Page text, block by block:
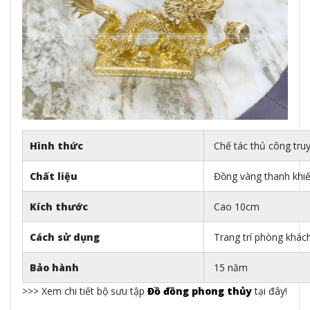
Hình thức Chế tác thủ công
Chất liệu Đồng vàng thanh
Kích thước Cao 10cm
Cách sử dụng Trang trí phòng
Bảo hành
15 năm
>>> Xem chi tiết bộ sưu tập Đồ đồng phong thủytại đây!